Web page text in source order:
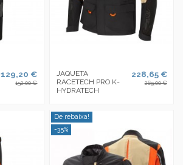
129,20 €
152,00 €
JAQUETA
RACETECH PRO K-
HYDRATECH
228,65 €
269,00 €
De rebaixa!
-35%